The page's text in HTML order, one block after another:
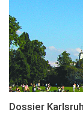
Dossier